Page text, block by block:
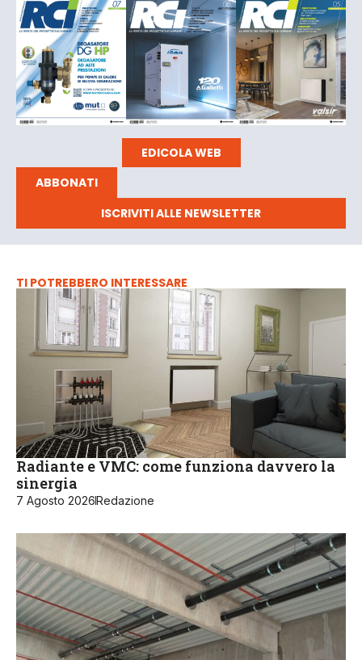
EDICOLA WEB
ABBONATI
ISCRIVITI ALLE NEWSLETTER
TI POTREBBERO INTERESSARE
Radiante e VMC: come funziona davvero la
sinergia
7 Agosto 2026Redazione